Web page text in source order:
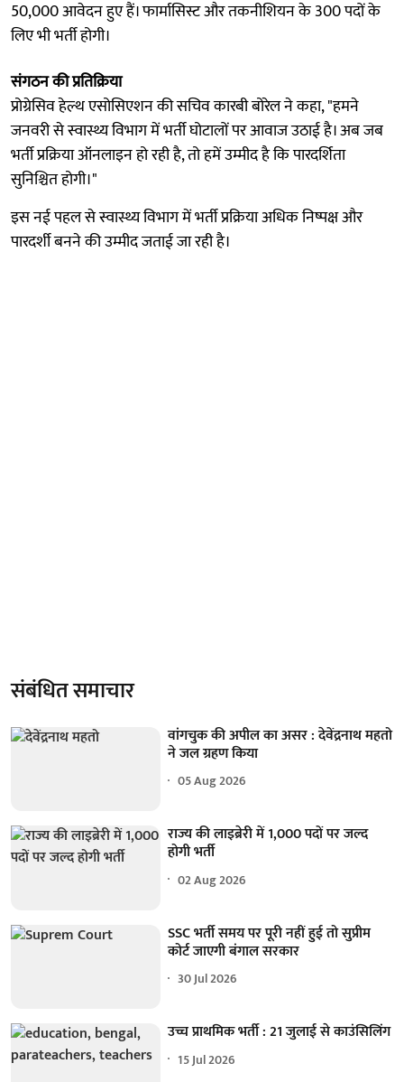
50,000 आवेदन हुए हैं। फार्मासिस्ट और तकनीशियन के 300 पदों के
लिए भी भर्ती होगी।
संगठन की प्रतिक्रिया
प्रोग्रेसिव हेल्थ एसोसिएशन की सचिव कारबी बोरेल ने कहा, "हमने
जनवरी से स्वास्थ्य विभाग में भर्ती घोटालों पर आवाज उठाई है। अब जब
भर्ती प्रक्रिया ऑनलाइन हो रही है, तो हमें उम्मीद है कि पारदर्शिता
सुनिश्चित होगी।"
इस नई पहल से स्वास्थ्य विभाग में भर्ती प्रक्रिया अधिक निष्पक्ष और
पारदर्शी बनने की उम्मीद जताई जा रही है।
संबंधित समाचार
वांगचुक की अपील का असर : देवेंद्रनाथ महतो
ने जल ग्रहण किया
05 Aug 2026
राज्य की लाइब्रेरी में 1,000 पदों पर जल्द
होगी भर्ती
02 Aug 2026
SSC भर्ती समय पर पूरी नहीं हुई तो सुप्रीम
कोर्ट जाएगी बंगाल सरकार
30 Jul 2026
उच्च प्राथमिक भर्ती : 21 जुलाई से काउंसिलिंग
15 Jul 2026